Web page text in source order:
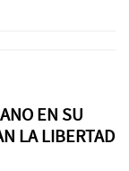
EN SU
LA LIBERTAD